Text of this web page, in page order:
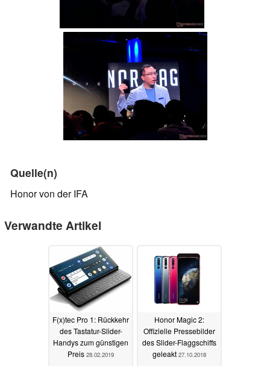
Quelle(n)
Honor von der IFA
Verwandte Artikel
F(x)tec Pro 1: Rückkehr
des Tastatur-Slider-
Handys zum günstigen
Preis 28.02.2019
Honor Magic 2:
Offizielle Pressebilder
des Slider-Flaggschiffs
geleakt 27.10.2018